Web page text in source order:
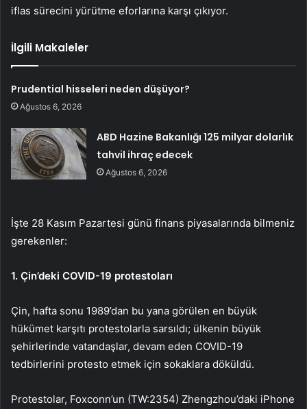
iflas sürecini yürütme eforlarına karşı çıkıyor.
İlgili Makaleler
Prudential hisseleri neden düşüyor?
Ağustos 6, 2026
ABD Hazine Bakanlığı 125 milyar dolarlık
tahvil ihraç edecek
Ağustos 6, 2026
İşte 28 Kasım Pazartesi günü finans piyasalarında bilmeniz
gerekenler:
1. Çin’deki COVID-19 protestoları
Çin, hafta sonu 1989’dan bu yana görülen en büyük
hükümet karşıtı protestolarla sarsıldı; ülkenin büyük
şehirlerinde vatandaşlar, devam eden COVID-19
tedbirlerini protesto etmek için sokaklara döküldü.
Protestolar, Foxconn’un (TW:2354) Zhengzhou’daki iPhone